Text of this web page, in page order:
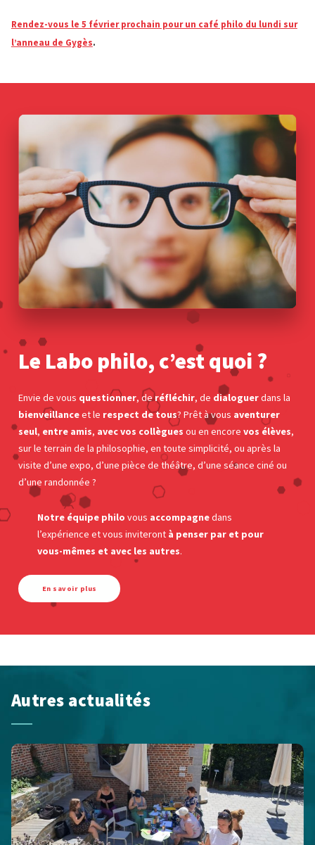
Rendez-vous le 5 février prochain pour un café philo du lundi sur
l’anneau de Gygès.
Le Labo philo, c’est quoi ?
Envie de vous questionner, deréfléchir, de dialoguerdans la
bienveillanceet le respect de tous? Prêt à vous aventurer
seul, entre amis, avec vos collègues ou en encorevos élèves,
sur le terrain de la philosophie, en toute simplicité, ou après la
visite d’une expo, d’une pièce de théâtre, d’une séance ciné ou
d’une randonnée ?
Notre équipe philo vous accompagnedans
l’expérience et vous inviteront à penser par et pour
vous-mêmes et avec les autres.
En savoir plus
Autres actualités